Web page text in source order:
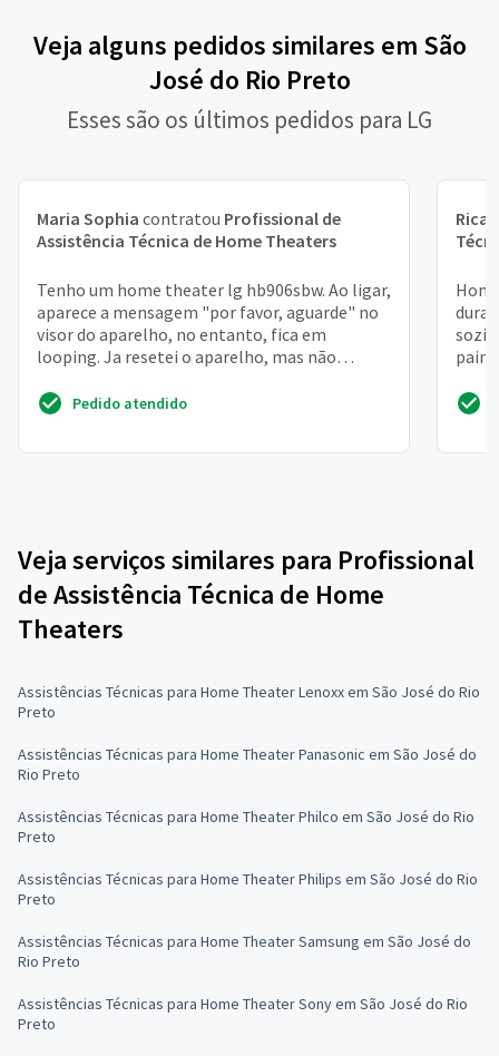
Veja alguns pedidos similares em São
José do Rio Preto
Esses são os últimos pedidos para LG
Maria Sophia contratou Profissional de
Assistência Técnica de Home Theaters
Tenho um home theater lg hb906sbw. Ao ligar,
aparece a mensagem "por favor, aguarde" no
visor do aparelho, no entanto, fica em
looping. Ja resetei o aparelho, mas não
Pedido atendido
Veja serviços similares para Profissional
de Assistência Técnica de Home
Theaters
Assistências Técnicas para Home Theater Lenoxx em São José do Rio
Preto
Assistências Técnicas para Home Theater Panasonic em São José do
Rio Preto
Assistências Técnicas para Home Theater Philco em São José do Rio
Preto
Assistências Técnicas para Home Theater Philips em São José do Rio
Preto
Assistências Técnicas para Home Theater Samsung em São José do
Rio Preto
Assistências Técnicas para Home Theater Sony em São José do Rio
Preto